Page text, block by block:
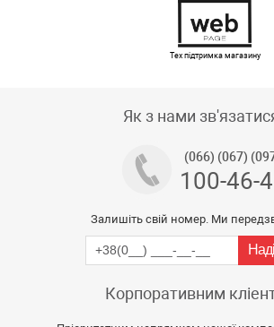
Тех підтримка магазину
Як з нами
(066) (067)
100-46-
Залишіть свій номер. Ми
Корпоративним